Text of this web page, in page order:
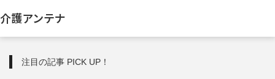
介護アンテナ
注目の記事 PICK UP！